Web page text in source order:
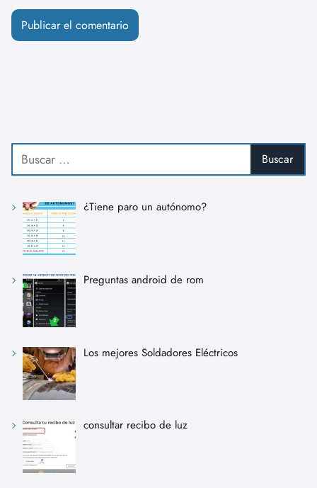
¿Tiene paro un autónomo?
Preguntas android de rom
Los mejores Soldadores Eléctricos
consultar recibo de luz